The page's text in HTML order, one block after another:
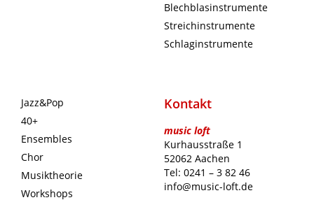
Blechblasinstrumente
Streichinstrumente
Schlaginstrumente
Jazz&Pop
40+
Ensembles
Chor
Musiktheorie
Workshops
Kontakt
music loft
Kurhausstraße 1
52062 Aachen
Tel: 0241 – 3 82 46
info@music-loft.de